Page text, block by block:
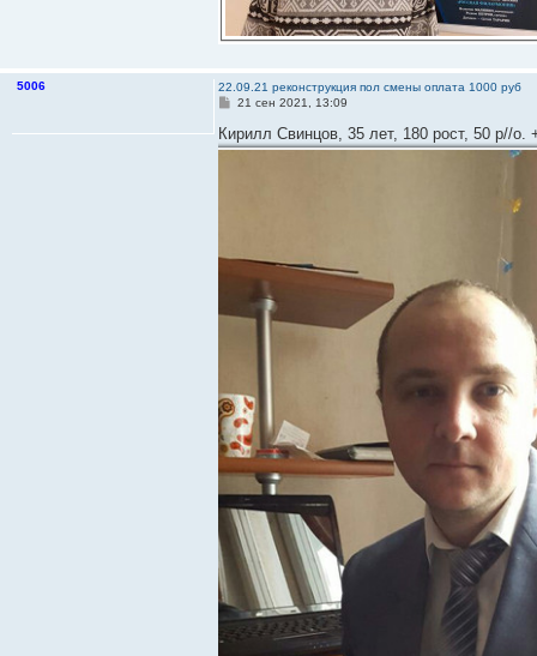
5006
22.09.21 реконструкция пол смены оплата 1000 руб
С
о
б
21 сен 2021, 13:09
Кирилл Свинцов, 35 лет, 180 рост, 50 р//о.